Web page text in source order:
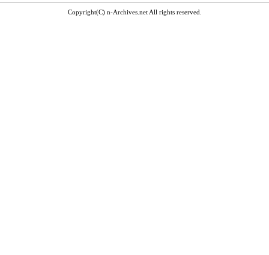
Copyright(C) n-Archives.net All rights reserved.